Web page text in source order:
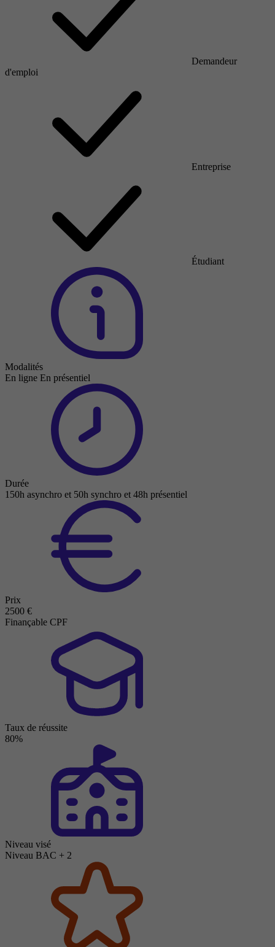
Demandeur
d'emploi
Entreprise
Étudiant
Modalités
En ligne En présentiel
Durée
150h asynchro et 50h synchro et 48h présentiel
Prix
2500 €
Finançable CPF
Taux de réussite
80%
Niveau visé
Niveau BAC + 2